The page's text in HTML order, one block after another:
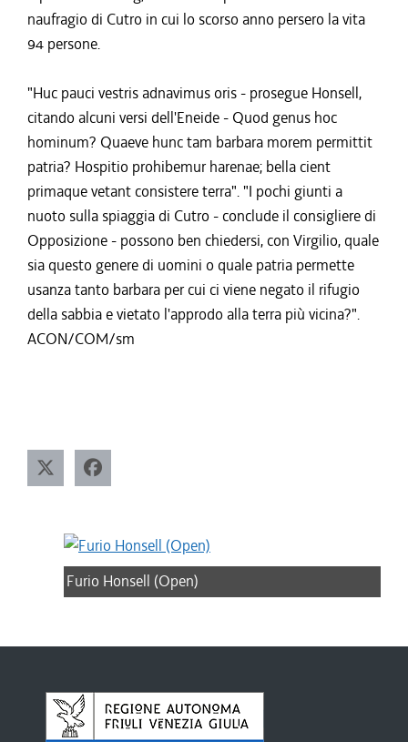
naufragio di Cutro in cui lo scorso anno persero la vita
94 persone.
"Huc pauci vestris adnavimus oris - prosegue Honsell,
citando alcuni versi dell'Eneide - Quod genus hoc
hominum? Quaeve hunc tam barbara morem permittit
patria? Hospitio prohibemur harenae; bella cient
primaque vetant consistere terra". "I pochi giunti a
nuoto sulla spiaggia di Cutro - conclude il consigliere di
Opposizione - possono ben chiedersi, con Virgilio, quale
sia questo genere di uomini o quale patria permette
usanza tanto barbara per cui ci viene negato il rifugio
della sabbia e vietato l'approdo alla terra più vicina?".
ACON/COM/sm
Furio Honsell (Open)